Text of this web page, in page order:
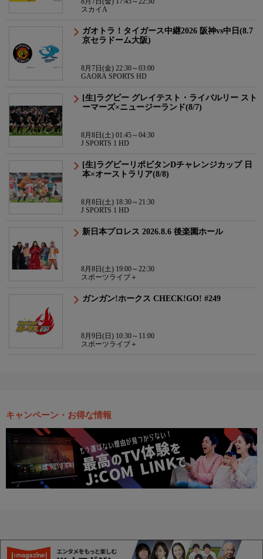
スカイA
ガオトラ！タイガース中継2026 阪神vs中日(8.7
京セラドーム大阪)
8月7日(金) 22:30～03:00
GAORA SPORTS HD
[生]ラグビー グレイテスト・ライバルリー スト
ーマーズ×ニュージーランド(8/7)
8月8日(土) 01:45～04:30
J SPORTS 1 HD
[生]ラグビーリポビタンDチャレンジカップ 日
本×オーストラリア(8/8)
8月8日(土) 18:30～21:30
J SPORTS 1 HD
新日本プロレス 2026.8.6 後楽園ホール
8月8日(土) 19:00～22:30
スポーツライブ＋
ガンガン!ホークス CHECK!GO! #249
8月9日(日) 10:30～11:00
スポーツライブ＋
キャンペーン・お得な情報